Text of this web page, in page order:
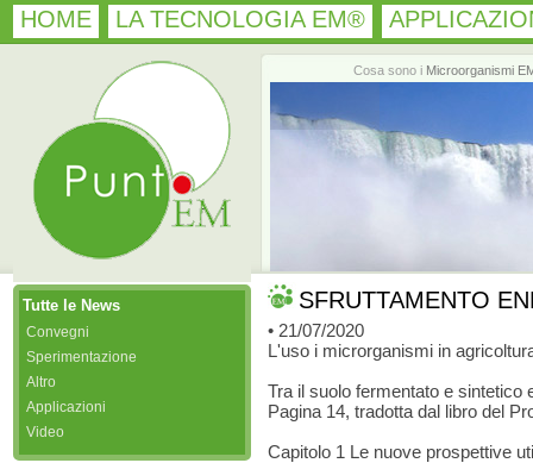
HOME LA TECNOLOGIA EM®
Tutte le News
Convegni
Sperimentazione
Altro
Applicazioni
Video
Cosa sono i Microorganismi
SFRUTTAMENTO
• 21/07/2020
L'uso i microrganismi in
Tra il suolo fermentato e sintetico
Pagina 14, tradotta dal libro del
Capitolo 1 Le nuove prospettive